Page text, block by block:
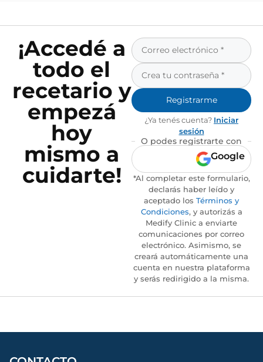
¡Accedé a
todo el
recetario y
empezá
hoy
mismo a
cuidarte!
Registrarme
¿Ya tenés cuenta? Iniciar
sesión
O podes registrarte con
Google
*Al completar este formulario,
declarás haber leído y
aceptado los Términos y
Condiciones, y autorizás a
Medify Clinic a enviarte
comunicaciones por correo
electrónico. Asimismo, se
creará automáticamente una
cuenta en nuestra plataforma
y serás redirigido a la misma.